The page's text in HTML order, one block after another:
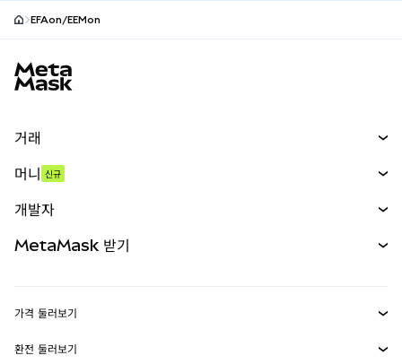
EFAon/EEMon
거래
무기한 선물
실물자산
머니 신규
개발자
MetaMask Connect
MetaMask 받기
가격 둘러보기
이더리움 가격
환전 둘러보기